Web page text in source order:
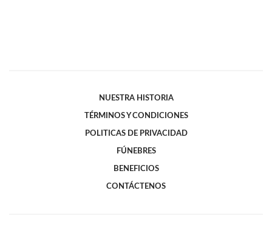
NUESTRA HISTORIA
TÉRMINOS Y CONDICIONES
POLITICAS DE PRIVACIDAD
FÚNEBRES
BENEFICIOS
CONTÁCTENOS